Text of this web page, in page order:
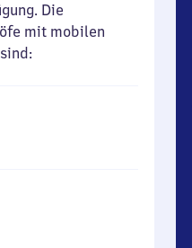
Die
mit mobilen